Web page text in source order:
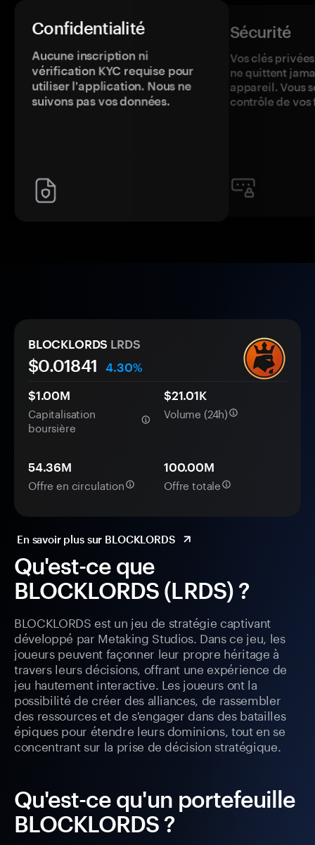
Confidentialité
Aucune inscription ni
vérification KYC requise pour
utiliser l'application. Nous ne
suivons pas vos données.
Sécurité
Vos clés
ne quittent
appareil. Vous
contrôle de vos
Qu'est-ce que
BLOCKLORDS (LRDS) ?
BLOCKLORDS est un jeu de stratégie captivant
développé par Metaking Studios. Dans ce jeu, les
joueurs peuvent façonner leur propre héritage à
travers leurs décisions, offrant une expérience de
jeu hautement interactive. Les joueurs ont la
possibilité de créer des alliances, de rassembler
des ressources et de s'engager dans des batailles
épiques pour étendre leurs dominions, tout en se
concentrant sur la prise de décision stratégique.
Qu'est-ce qu'un portefeuille
BLOCKLORDS ?
BLOCKLORDS LRDS
$0.01841
4.30%
$1.00M
Capitalisation
boursière
$21.01K
Volume (24h)
54.36M
Offre en circulation
100.00M
Offre totale
En savoir plus sur BLOCKLORDS